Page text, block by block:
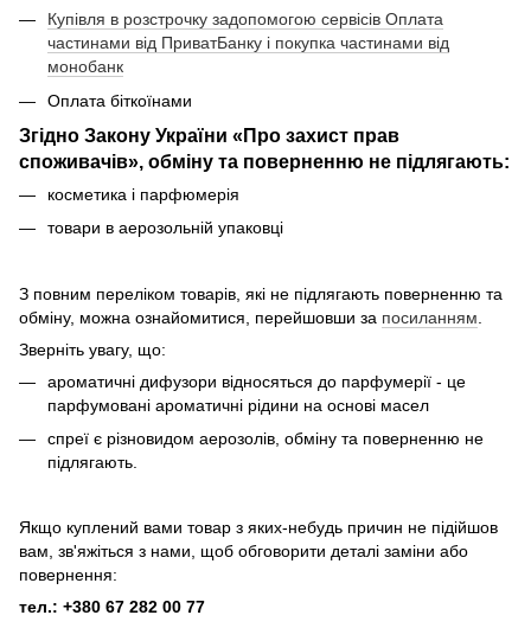
Купівля в розстрочку задопомогою сервісів Оплата
частинами від ПриватБанку і покупка частинами від
монобанк
Оплата біткоїнами
Згідно Закону України «Про захист прав
споживачів», обміну та поверненню не підлягають:
косметика і парфюмерія
товари в аерозольній упаковці
З повним переліком товарів, які не підлягають поверненню та
обміну, можна ознайомитися, перейшовши за посиланням
Зверніть увагу, що:
ароматичні дифузори відносяться до парфумерії - це
парфумовані ароматичні рідини на основі масел
спреї є різновидом аерозолів, обміну та поверненню не
підлягають.
Якщо куплений вами товар з яких-небудь причин не підійшов
вам, зв'яжіться з нами, щоб обговорити деталі заміни або
повернення:
тел.: +380 67 282 00 77